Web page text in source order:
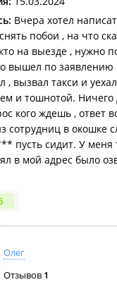
Вчера хотел
побои , на что
на выезде , нужно
вышел по заявлению
вызвал такси и
и тошнотой. Ничего
кого ждешь , ответ
сотрудниц в окошке
пусть сидит. У меня
в мой адрес было
Олег
Отзывов 1